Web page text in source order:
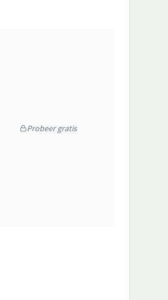
Probeer gratis